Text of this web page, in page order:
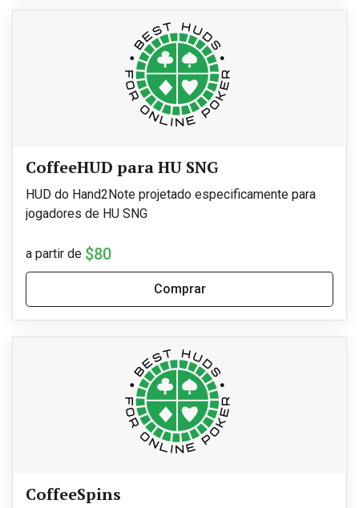
CoffeeHUD para HU SNG
HUD do Hand2Note projetado especificamente para
jogadores de HU SNG
a partir de $80
Comprar
CoffeeSpins